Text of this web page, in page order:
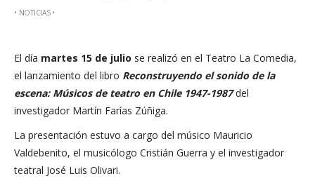
• NOTICIAS•
El día martes 15 de julio se realizó en el Teatro La Comedia,
el lanzamiento del libro Reconstruyendo el sonido de la
escena: Músicos de teatro en Chile 1947-1987del
investigador Martín Farías Zúñiga.
La presentación estuvo a cargo del músico Mauricio
Valdebenito, el musicólogo Cristián Guerra y el investigador
teatral José Luis Olivari.